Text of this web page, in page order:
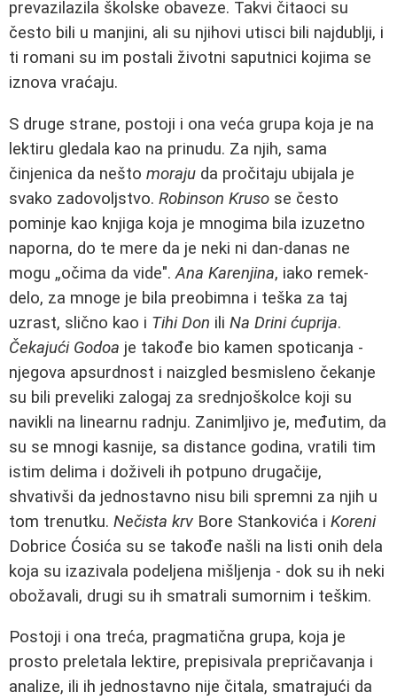
prevazilazila školske obaveze. Takvi čitaoci su
često bili u manjini, ali su njihovi utisci bili najdublji, i
ti romani su im postali životni saputnici kojima se
iznova vraćaju.
S druge strane, postoji i ona veća grupa koja je na
lektiru gledala kao na prinudu. Za njih, sama
činjenica da nešto moraju da pročitaju ubijala je
svako zadovoljstvo. Robinson Kruso se često
pominje kao knjiga koja je mnogima bila izuzetno
naporna, do te mere da je neki ni dan-danas ne
mogu „očima da vide".Ana Karenjina, iako remek-
delo, za mnoge je bila preobimna i teška za taj
uzrast, slično kao i Tihi Don ili Na Drini ćuprija.
Čekajući Godoa je takođe bio kamen spoticanja -
njegova apsurdnost i naizgled besmisleno čekanje
su bili preveliki zalogaj za srednjoškolce koji su
navikli na linearnu radnju. Zanimljivo je, međutim, da
su se mnogi kasnije, sa distance godina, vratili tim
istim delima i doživeli ih potpuno drugačije,
shvativši da jednostavno nisu bili spremni za njih u
tom trenutku. Nečista krv Bore Stankovića i Koreni
Dobrice Ćosića su se takođe našli na listi onih dela
koja su izazivala podeljena mišljenja - dok su ih neki
obožavali, drugi su ih smatrali sumornim i teškim.
Postoji i ona treća, pragmatična grupa, koja je
prosto preletala lektire, prepisivala prepričavanja i
analize, ili ih jednostavno nije čitala, smatrajući da